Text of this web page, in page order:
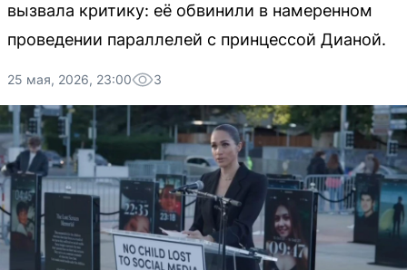
вызвала критику: её обвинили в намеренном
проведении параллелей с принцессой Дианой.
25 мая, 2026, 23:00 3